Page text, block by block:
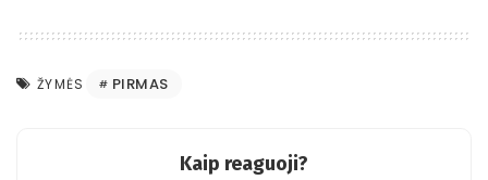
ŽYMĖS PIRMAS
Kaip reaguoji?